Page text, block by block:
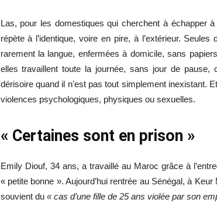
Las, pour les domestiques qui cherchent à échapper
répète à l’identique, voire en pire, à l’extérieur.
rarement la langue, enfermées à domicile, sans
elles travaillent toute la journée, sans jour de pause,
dérisoire quand il n’est pas tout simplement inexistant.
violences psychologiques, physiques ou sexuelles.
« Certaines sont en prison »
Emily Diouf, 34 ans, a travaillé au Maroc grâce à
« petite bonne ». Aujourd’hui rentrée au Sénégal, à
souvient du « cas d’une fille de 25 ans violée par son